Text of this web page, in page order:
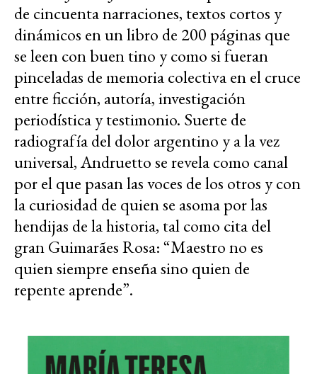
de cincuenta narraciones, textos cortos y
dinámicos en un libro de 200 páginas que
se leen con buen tino y como si fueran
pinceladas de memoria colectiva en el cruce
entre ficción, autoría, investigación
periodística y testimonio. Suerte de
radiografía del dolor argentino y a la vez
universal, Andruetto se revela como canal
por el que pasan las voces de los otros y con
la curiosidad de quien se asoma por las
hendijas de la historia, tal como cita del
gran Guimarães Rosa: “Maestro no es
quien siempre enseña sino quien de
repente aprende”.